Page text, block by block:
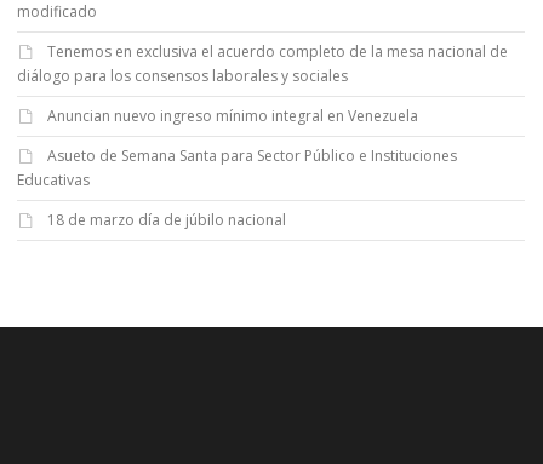
modificado
Tenemos en exclusiva el acuerdo completo de la mesa nacional de
diálogo para los consensos laborales y sociales
Anuncian nuevo ingreso mínimo integral en Venezuela
Asueto de Semana Santa para Sector Público e Instituciones
Educativas
18 de marzo día de júbilo nacional